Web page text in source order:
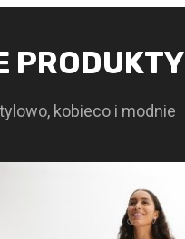
PRODUKTY
kobieco i modnie